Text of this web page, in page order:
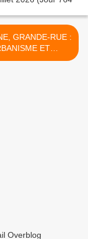
GRANDE-RUE :
ET
- du 06 juin
Overblog